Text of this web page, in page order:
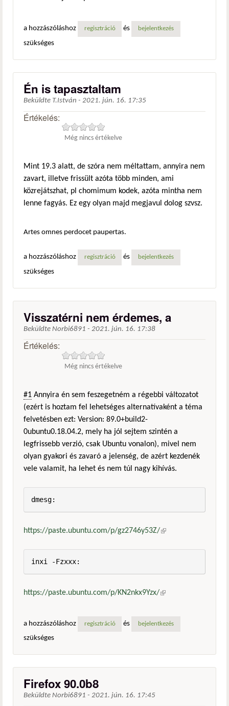
a hozzászóláshoz regisztráció és bejelentkezés
szükséges
Én is tapasztaltam
Beküldte T.István - 2021. jún. 16. 17:35
Értékelés:
Még nincs értékelve
Mint 19.3 alatt, de szóra nem méltattam, annyira nem
zavart, illetve frissült azóta több minden, ami
közrejátszhat, pl chomimum kodek, azóta mintha nem
lenne fagyás. Ez egy olyan majd megjavul dolog szvsz.
Artes omnes perdocet paupertas.
a hozzászóláshoz regisztráció és bejelentkezés
szükséges
Visszatérni nem érdemes, a
Beküldte Norbi6891 - 2021. jún. 16. 17:38
Értékelés:
Még nincs értékelve
#1 Annyira én sem feszegetném a régebbi változatot
(ezért is hoztam fel lehetséges alternatívaként a téma
felvetésben ezt: Version: 89.0+build2-
0ubuntu0.18.04.2, mely ha jól sejtem szintén a
legfrissebb verzió, csak Ubuntu vonalon), mivel nem
olyan gyakori és zavaró a jelenség, de azért kezdenék
vele valamit, ha lehet és nem túl nagy kihívás.
dmesg:
https://paste.ubuntu.com/p/gz2746y53Z/(külső
inxi -Fzxxx:
https://paste.ubuntu.com/p/KN2nkx9Yzx/(külső
a hozzászóláshoz regisztráció és bejelentkezés
szükséges
Firefox 90.0b8
Beküldte Norbi6891 - 2021. jún. 16. 17:45